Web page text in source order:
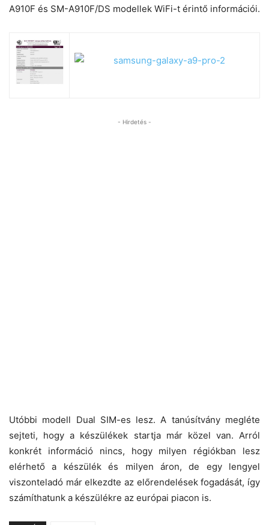
A910F és SM-A910F/DS modellek WiFi-t érintő információi.
- Hirdetés -
Utóbbi modell Dual SIM-es lesz. A tanúsítvány megléte
sejteti, hogy a készülékek startja már közel van. Arról
konkrét információ nincs, hogy milyen régiókban lesz
elérhető a készülék és milyen áron, de egy lengyel
viszonteladó már elkezdte az előrendelések fogadását, így
számíthatunk a készülékre az európai piacon is.